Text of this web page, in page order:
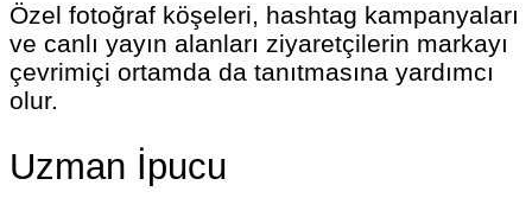
Özel fotoğraf köşeleri, hashtag kampanyaları
ve canlı yayın alanları ziyaretçilerin markayı
çevrimiçi ortamda da tanıtmasına yardımcı
olur.
Uzman İpucu